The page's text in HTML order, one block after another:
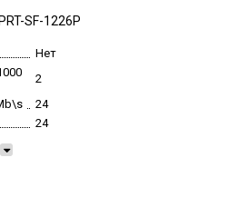
SF-1226P
Нет
2
24
24